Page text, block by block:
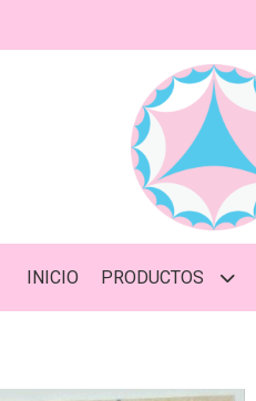
INICIO PRODUCTOS